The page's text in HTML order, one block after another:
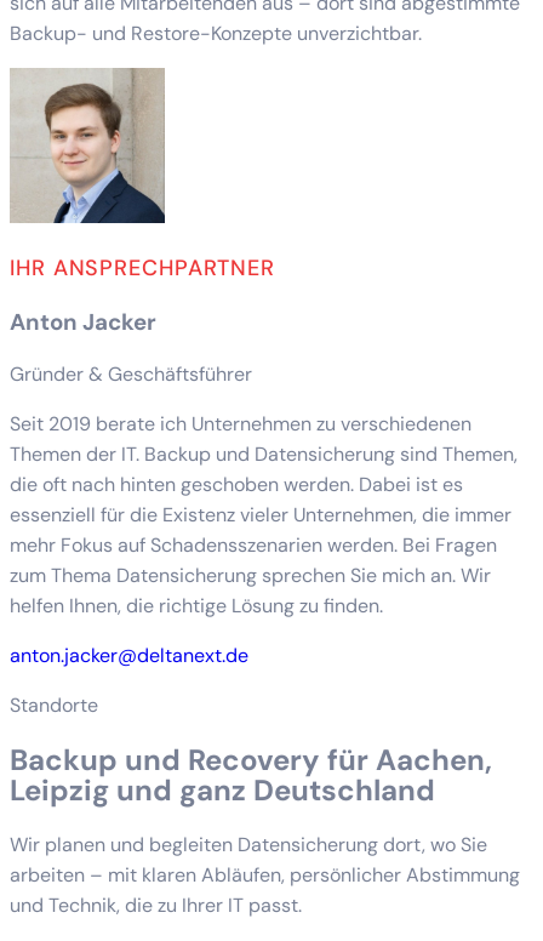
Backup- und Restore-Konzepte unverzichtbar.
IHR ANSPRECHPARTNER
Anton Jacker
Gründer & Geschäftsführer
Seit 2019 berate ich Unternehmen zu verschiedenen
Themen der IT. Backup und Datensicherung sind Themen,
die oft nach hinten geschoben werden. Dabei ist es
essenziell für die Existenz vieler Unternehmen, die immer
mehr Fokus auf Schadensszenarien werden. Bei Fragen
zum Thema Datensicherung sprechen Sie mich an. Wir
helfen Ihnen, die richtige Lösung zu finden.
anton.jacker@deltanext.de
Standorte
Backup und Recovery für Aachen,
Leipzig und ganz Deutschland
Wir planen und begleiten Datensicherung dort, wo Sie
arbeiten – mit klaren Abläufen, persönlicher Abstimmung
und Technik, die zu Ihrer IT passt.